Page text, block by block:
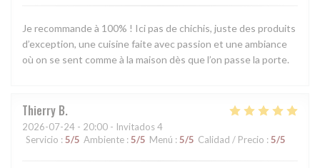
Je recommande à 100% ! Ici pas de chichis, juste des produits
d’exception, une cuisine faite avec passion et une ambiance
où on se sent comme à la maison dès que l’on passe la porte.
Thierry B
2026-07-24 - 20:00 - Invitados 4
Servicio : 5/5 Ambiente : 5/5 Menú : 5/5 Calidad / Precio : 5/5